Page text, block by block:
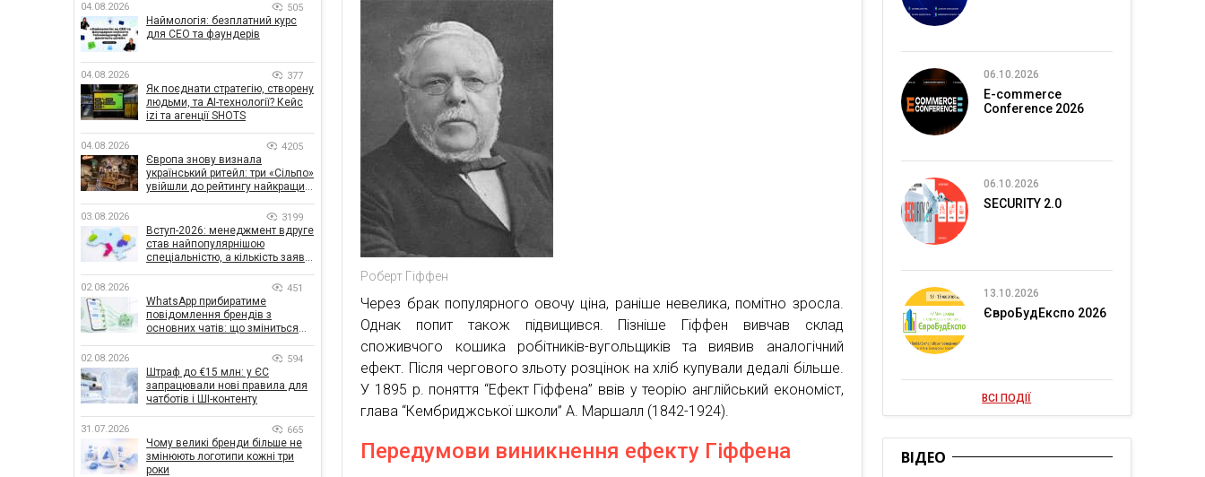
Роберт Гіффен
Через брак популярного овочу ціна, раніше невелика, помітно зросла.
Однак попит також підвищився. Пізніше Гіффен вивчав склад
споживчого кошика робітників-вугольщиків та виявив аналогічний
ефект. Після чергового зльоту розцінок на хліб купували дедалі більше.
У 1895 р. поняття “Ефект Гіффена” ввів у теорію англійський економіст,
глава “Кембриджської школи” А. Маршалл (1842-1924).
Передумови виникнення ефекту Гіффена
04.08.2026 505
Наймологія: безплатний курс
для CEO та фаундерів
04.08.2026 377
Як поєднати стратегію, створену
людьми, та AI-технології? Кейс
izi та агенції SHOTS
04.08.2026 4205
Європа знову визнала
український ритейл: три «Сільпо»
увійшли до рейтингу найкращих
03.08.2026 3199
Вступ-2026: менеджмент вдруге
став найпопулярнішою
спеціальністю, а кількість заяв
02.08.2026 451
WhatsApp прибиратиме
повідомлення брендів з
основних чатів: що зміниться
02.08.2026 594
Штраф до €15 млн: у ЄС
запрацювали нові правила для
чатботів і ШІ-контенту
31.07.2026 665
Чому великі бренди більше не
змінюють логотипи кожні три
роки
06.10.2026
E-commerce
Conference 2026
06.10.2026
SECURITY 2.0
13.10.2026
ЄвроБудЕкспо 2026
ВСІ ПОДІЇ
ВІДЕО